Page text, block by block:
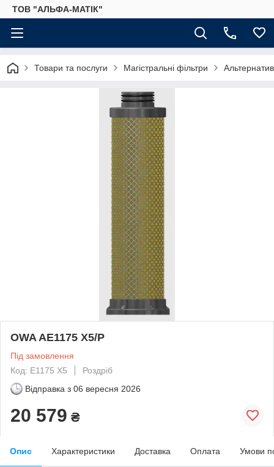
ТОВ "АЛЬФА-МАТІК"
Товари та послуги Магістральні фільтри
OWA AE1175 X5/P
Під замовлення
Код: E1175 X5
Роздріб
Відправка з 06 вересня 2026
20 579 ₴
Опис Характеристики Доставка Оплата Умови